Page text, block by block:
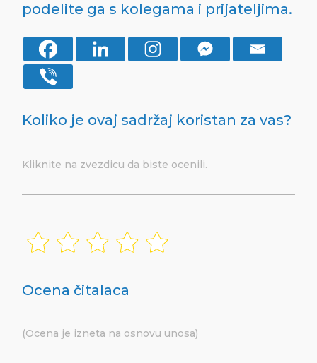
podelite ga s kolegama i prijateljima.
Koliko je ovaj sadržaj koristan za vas?
Kliknite na zvezdicu da biste ocenili.
Ocena čitalaca
(Ocena je izneta na osnovu unosa)